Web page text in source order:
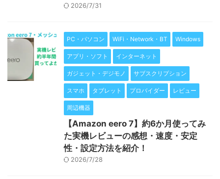
2026/7/31
PC・パソコン WiFi・Network・BT Windows
アプリ・ソフト インターネット
ガジェット・デジモノ サブスクリプション
スマホ タブレット プロバイダー レビュー
周辺機器
【Amazon eero 7】約6か月使ってみ
た実機レビューの感想・速度・安定
性・設定方法を紹介！
2026/7/28